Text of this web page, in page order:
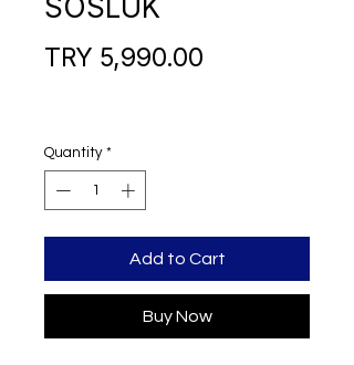
SOSLUK
TRY 5,990.00
Quantity *
Add to Cart
Buy Now